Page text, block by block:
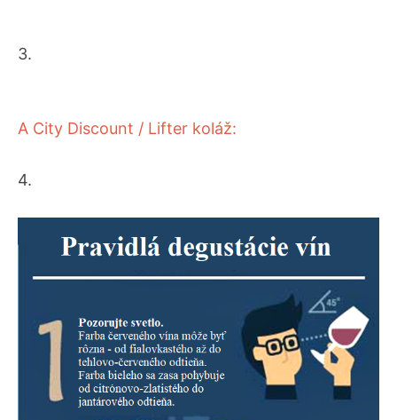
3.
A City Discount / Lifter koláž:
4.